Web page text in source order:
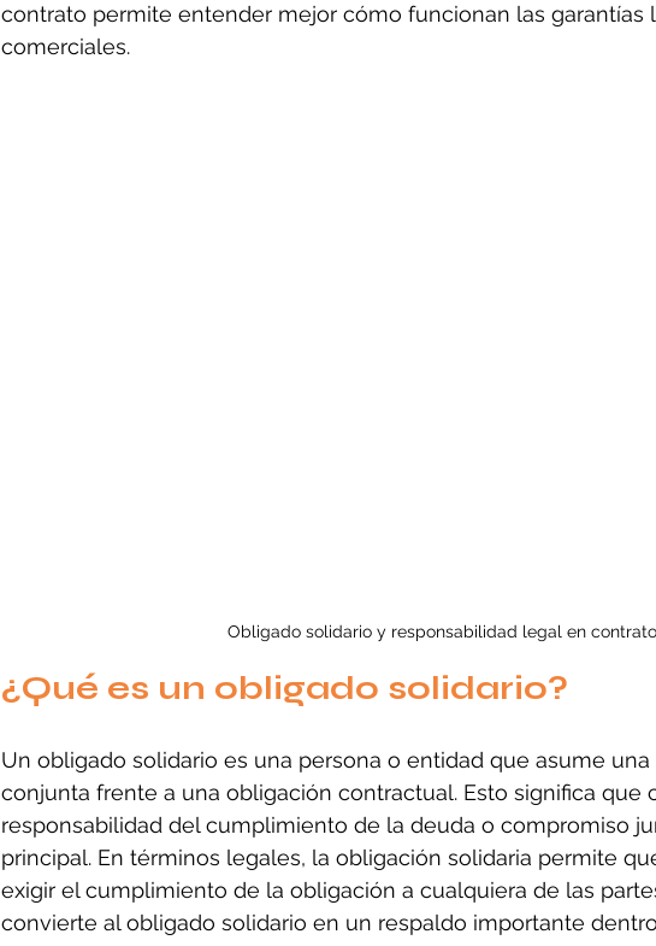
contrato permite entender mejor cómo funcionan las garantías
comerciales.
Obligado solidario y responsabilidad legal en
¿Qué es un obligado solidario?
Un obligado solidario es una persona o entidad que asume
conjunta frente a una obligación contractual. Esto significa que
responsabilidad del cumplimiento de la deuda o compromiso
principal. En términos legales, la obligación solidaria permite
exigir el cumplimiento de la obligación a cualquiera de las
convierte al obligado solidario en un respaldo importante